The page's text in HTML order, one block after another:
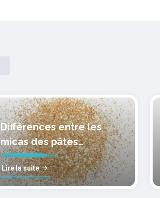
Différences entre les
micas des pâtes
polymères cernit
Lire la suite